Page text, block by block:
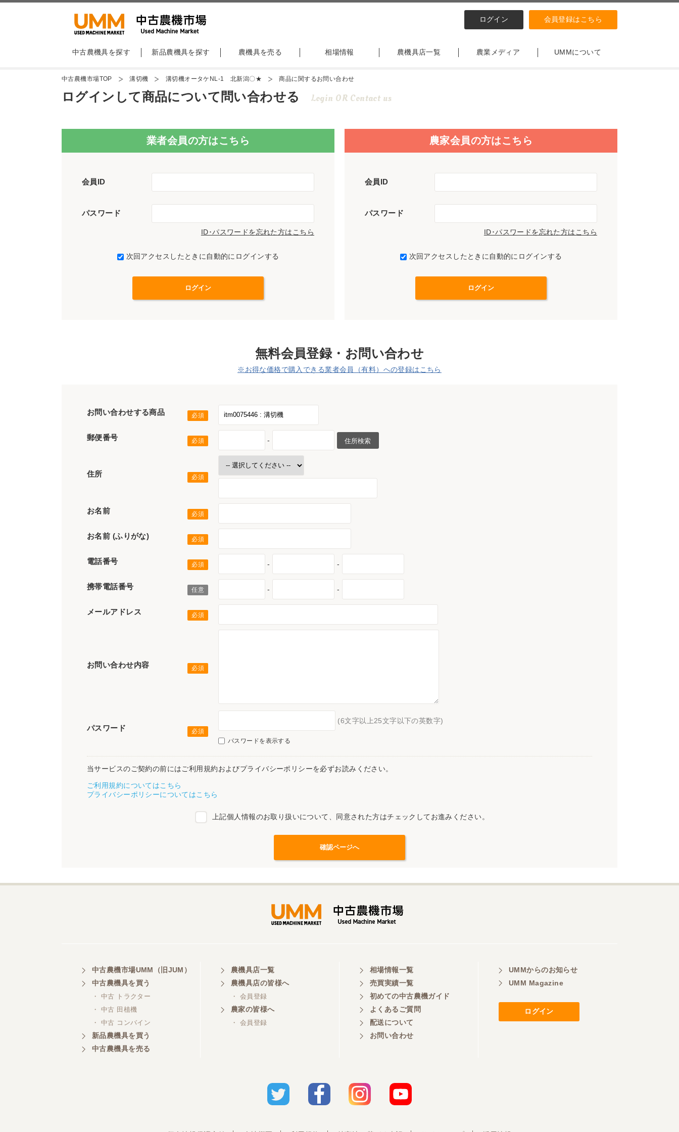
ログイン 会員登録はこちら
中古農機具を探す 新品農機具を探す 農機具を売る 相場情報 農機具店一覧 農業メディア UMMについて
中古農機市場TOP 溝切機 溝切機オータケNL-1 北新潟〇★ 商品に関するお問い合わせ
ログインして商品について問い合わせる Login OR Contact us
業者会員の方はこちら
会員ID
パスワード
ID･パスワードを忘れた方はこちら
次回アクセスしたときに自動的にログインする
農家会員の方はこちら
会員ID
パスワード
ID･パスワードを忘れた方はこちら
次回アクセスしたときに自動的にログインする
無料会員登録・お問い合わせ
※お得な価格で購入できる業者会員（有料）への登録はこちら
お問い合わせする商品
郵便番号 - 住所検索
住所
お名前
お名前 (ふりがな)
電話番号 - -
携帯電話番号 - -
メールアドレス
お問い合わせ内容
パスワード
(6文字以上25文字以下の英数字)
パスワードを表示する
当サービスのご契約の前にはご利用規約およびプライバシーポリシーを必ずお読みください。
ご利用規約についてはこちら
プライバシーポリシーについてはこちら
上記個人情報のお取り扱いについて、同意された方はチェックしてお進みください。
中古農機市場UMM（旧JUM）
中古農機具を買う
・ 中古 トラクター
・ 中古 田植機
・ 中古 コンバイン
新品農機具を買う
中古農機具を売る
農機具店一覧
農機具店の皆様へ
・ 会員登録
農家の皆様へ
・ 会員登録
相場情報一覧
売買実績一覧
初めての中古農機ガイド
よくあるご質問
配送について
お問い合わせ
UMMからのお知らせ
UMM Magazine
ログイン